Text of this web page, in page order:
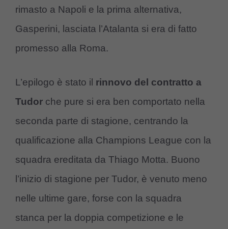
rimasto a Napoli e la prima alternativa,
Gasperini, lasciata l’Atalanta si era di fatto
promesso alla Roma.
L’epilogo è stato il rinnovo del contratto a
Tudor che pure si era ben comportato nella
seconda parte di stagione, centrando la
qualificazione alla Champions League con la
squadra ereditata da Thiago Motta. Buono
l’inizio di stagione per Tudor, è venuto meno
nelle ultime gare, forse con la squadra
stanca per la doppia competizione e le